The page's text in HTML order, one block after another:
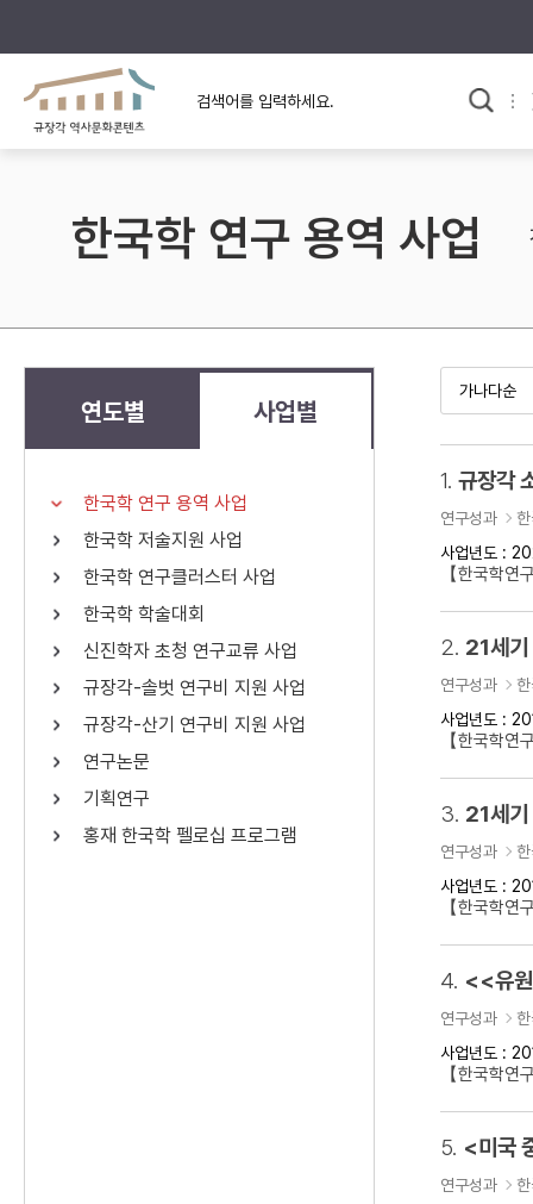
규장각의 어제와 오늘
규장각 소개영상
사료와 문학으로 본
고대
고려
조선 후기
근대
검색 연산자 사용안내
연산자
AND
OR 정조 OR 정약용 “정조” 또는 “
료를 검색
한국학 연구 용역 사업
연도별 사업별
한국학 연구 용역 사업
한국학 저술지원 사업
한국학 연구클러스터 사업
한국학 학술대회
신진학자 초청 연구교류 사업
규장각-솔벗 연구비 지원 사업
규장각-산기 연구비 지원 사업
연구논문
기획연구
홍재 한국학 펠로십 프로그램
1. 규장각
연구성과
사업년도 :
【한국
2. 21세기
연구성과
사업년도 :
【한국학
3. 21세
연구성과
사업년도 :
【한국학
4. <<유
연구성과
사업년도 :
【한국학
5. <미국
연구성과